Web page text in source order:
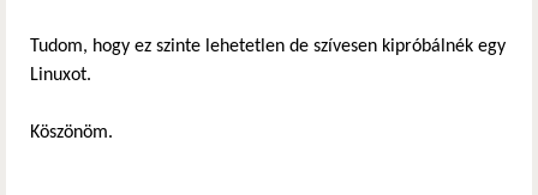
Tudom, hogy ez szinte lehetetlen de szívesen kipróbálnék egy
Linuxot.
Köszönöm.